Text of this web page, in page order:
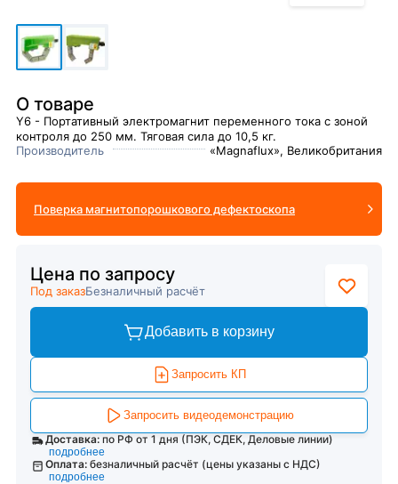
О товаре
Y6 - Портативный электромагнит переменного тока с зоной
контроля до 250 мм. Тяговая сила до 10,5 кг.
Производитель
«Magnaflux», Великобритания
Поверка магнитопорошкового дефектоскопа
Цена по запросу
Под заказБезналичный расчёт
Добавить в корзину
Запросить КП
Запросить видеодемонстрацию
Доставка: по РФ от 1 дня (ПЭК, СДЕК, Деловые линии)
подробнее
Оплата: безналичный расчёт (цены указаны с НДС)
подробнее